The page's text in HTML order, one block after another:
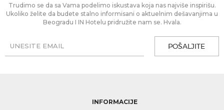
Trudimo se da sa Vama podelimo iskustava koja nas najviše inspirišu.
Ukoliko želite da budete stalno informisani o aktuelnim dešavanjima u
Beogradu I IN Hotelu pridružite nam se. Hvala.
POŠALJITE
INFORMACIJE